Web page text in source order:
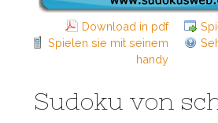
Download in pdf
Spielen sie mit seinem
handy
Sudoku von